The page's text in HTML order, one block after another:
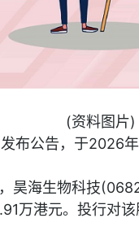
(资料图片)
布公告，于2026
昊海生物科技
万港元。投行对